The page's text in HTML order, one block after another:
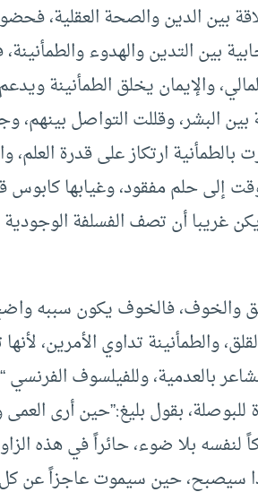
بين الدين والصحة العقلية،
بين التدين والهدوء
والإيمان يخلق الطمأنينة
البشر، وقللت التواصل بينهم،
بالطمأنية ارتكاز على قدرة
إلى حلم مفقود، وغيابها كابوس
غريبا أن تصف الفسلفة الوجودية
والخوف، فالخوف يكون سببه
والطمأنينة تداوي الأمرين،
بالعدمية، وللفيلسوف
للبوصلة، بقول بليغ:”حين أرى
لنفسه بلا ضوء، حائراً في هذه
سيصبح، حين سيموت عاجزاً عن